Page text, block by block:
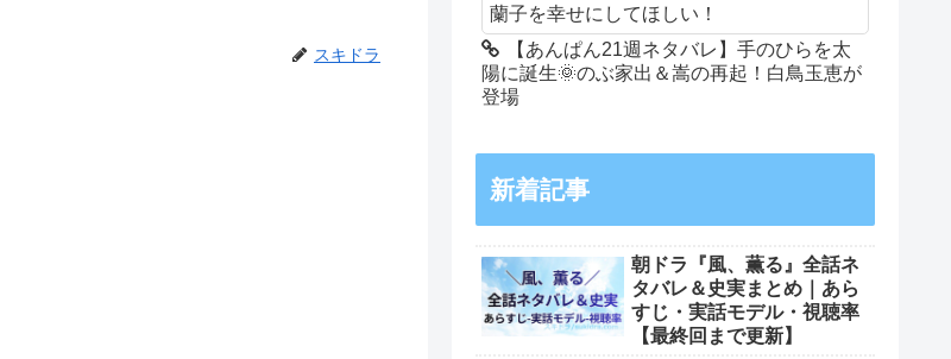
スキドラ
蘭子を幸せにしてほしい！
【あんぱん21週ネタバレ】手のひらを太
陽に誕生🌞のぶ家出＆嵩の再起！白鳥玉恵が
登場
新着記事
朝ドラ『風、薫る』全話ネ
タバレ＆史実まとめ｜あら
すじ・実話モデル・視聴率
【最終回まで更新】